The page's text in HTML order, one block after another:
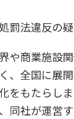
罰法違反の疑
や商業施設
、全国に展
をもたらしま
同社が運営